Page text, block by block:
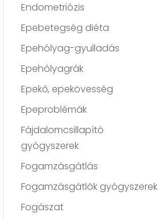
Endometriózis
Epebetegség diéta
Epehólyag-gyulladás
Epehólyagrák
Epekő, epekövesség
Epeproblémák
Fájdalomcsillapító
gyógyszerek
Fogamzásgátlás
Fogamzásgátlók gyógyszerek
Fogászat